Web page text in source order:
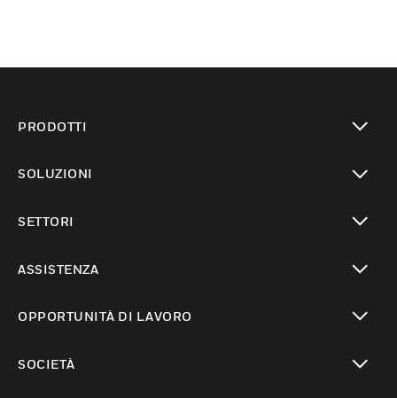
PRODOTTI
SOLUZIONI
SETTORI
ASSISTENZA
OPPORTUNITÀ DI LAVORO
SOCIETÀ